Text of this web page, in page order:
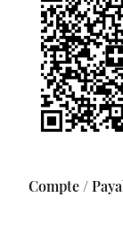
Compte /